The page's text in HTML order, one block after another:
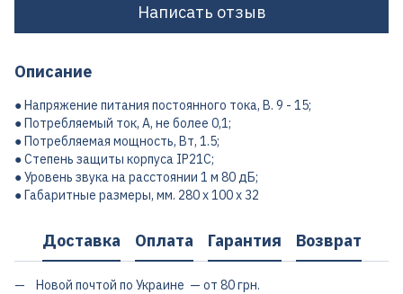
Написать отзыв
Описание
● Напряжение питания постоянного тока, В. 9 - 15;
● Потребляемый ток, А, не более 0,1;
● Потребляемая мощность, Вт, 1.5;
● Степень защиты корпуса IP21C;
● Уровень звука на расстоянии 1 м 80 дБ;
● Габаритные размеры, мм. 280 х 100 х 32
Доставка Оплата Гарантия Возврат
Новой почтой по Украине — от 80 грн.